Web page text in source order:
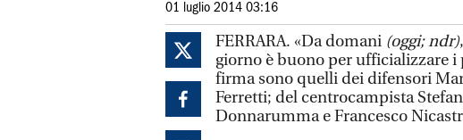
01 luglio 2014 03:16
FERRARA. «Da domani (oggi; ndr)
giorno è buono per ufficializzare
firma sono quelli dei difensori
Ferretti; del centrocampista
Donnarumma e Francesco